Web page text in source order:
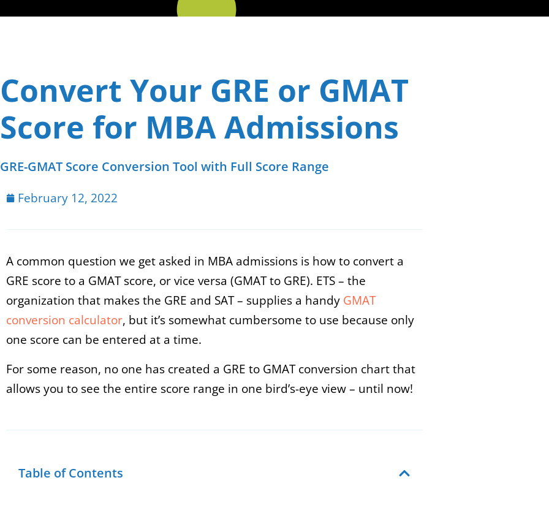
Convert Your GRE or GMAT
Score for MBA Admissions
GRE-GMAT Score Conversion Tool with Full Score Range
February 12, 2022
A common question we get asked in MBA admissions is how to convert a
GRE score to a GMAT score, or vice versa (GMAT to GRE). ETS – the
organization that makes the GRE and SAT – supplies a handy GMAT
conversion calculator, but it’s somewhat cumbersome to use because only
one score can be entered at a time.
For some reason, no one has created a GRE to GMAT conversion chart that
allows you to see the entire score range in one bird’s-eye view – until now!
Table of Contents